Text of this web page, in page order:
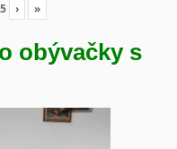
5 › »
obývačky s